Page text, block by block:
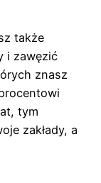
także
i zawęzić
znasz
tym
zakłady, a